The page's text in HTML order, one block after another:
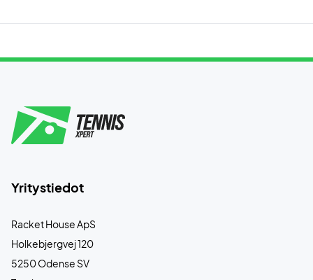
Yritystiedot
Racket House ApS
Holkebjergvej 120
5250 Odense SV